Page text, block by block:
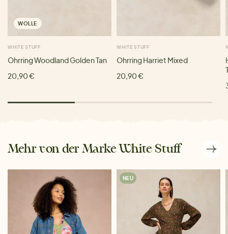
WOLLE
WHITE STUFF
Ohrring Woodland Golden Tan
20,90 €
WHITE STUFF
Ohrring Harriet Mixed
20,90 €
Mehr von der Marke White Stuff
NEU